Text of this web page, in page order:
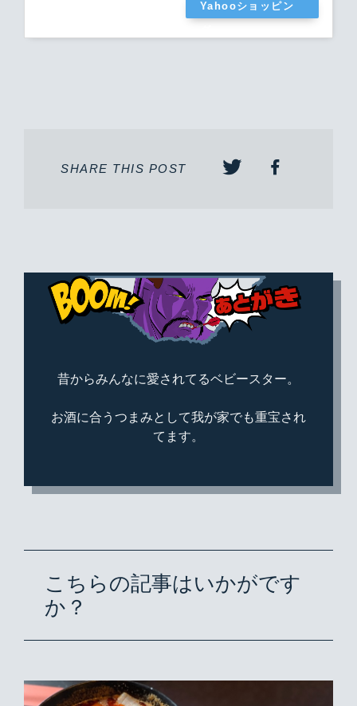
Yahooショッピン
SHARE THIS POST
昔からみんなに愛されてるベビースター。
お酒に合うつまみとして我が家でも重宝され
てます。
こちらの記事はいかがです
か？